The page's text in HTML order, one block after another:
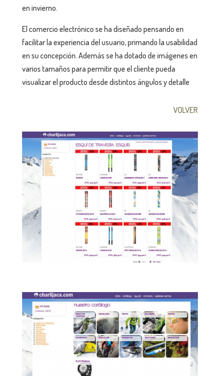
en invierno.
El comercio electrónico se ha diseñado pensando en
facilitar la experiencia del usuario, primando la usabilidad
en su concepción. Además se ha dotado de imágenes en
varios tamaños para permitir que el cliente pueda
visualizar el producto desde distintos ángulos y detalle
VOLVER